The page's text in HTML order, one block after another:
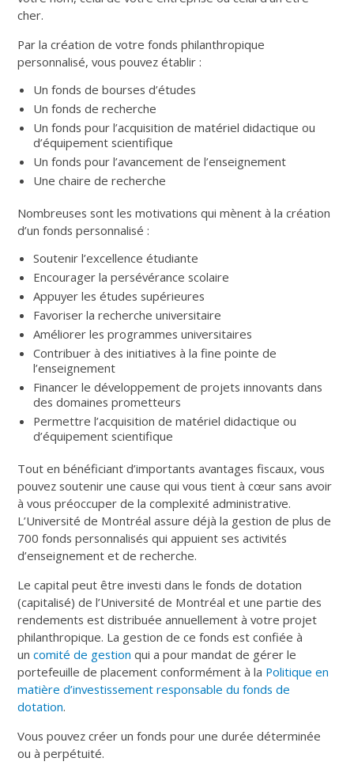
cher.
Par la création de votre fonds philanthropique
personnalisé, vous pouvez établir :
Un fonds de bourses d’études
Un fonds de recherche
Un fonds pour l’acquisition de matériel didactique ou
d’équipement scientifique
Un fonds pour l’avancement de l’enseignement
Une chaire de recherche
Nombreuses sont les motivations qui mènent à la création
d’un fonds personnalisé :
Soutenir l’excellence étudiante
Encourager la persévérance scolaire
Appuyer les études supérieures
Favoriser la recherche universitaire
Améliorer les programmes universitaires
Contribuer à des initiatives à la fine pointe de
l’enseignement
Financer le développement de projets innovants dans
des domaines prometteurs
Permettre l’acquisition de matériel didactique ou
d’équipement scientifique
Tout en bénéficiant d’importants avantages fiscaux, vous
pouvez soutenir une cause qui vous tient à cœur sans avoir
à vous préoccuper de la complexité administrative.
L’Université de Montréal assure déjà la gestion de plus de
700 fonds personnalisés qui appuient ses activités
d’enseignement et de recherche.
Le capital peut être investi dans le fonds de dotation
(capitalisé) de l’Université de Montréal et une partie des
rendements est distribuée annuellement à votre projet
philanthropique. La gestion de ce fonds est confiée à
uncomité de gestion qui a pour mandat de gérer le
portefeuille de placement conformément à la Politique en
matière d’investissement responsable du fonds de
dotation.
Vous pouvez créer un fonds pour une durée déterminée
ou à perpétuité.